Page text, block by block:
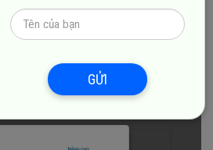
chọn những mục cần xóa, bạn hãy
liệu để làm trống bộ nhớ.
GỬI